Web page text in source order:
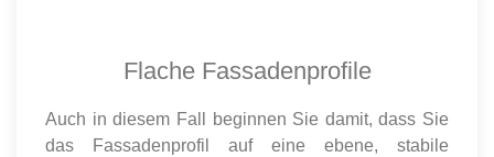
Flache Fassadenprofile
Auch in diesem Fall beginnen Sie damit, dass Sie
das Fassadenprofil auf eine ebene, stabile